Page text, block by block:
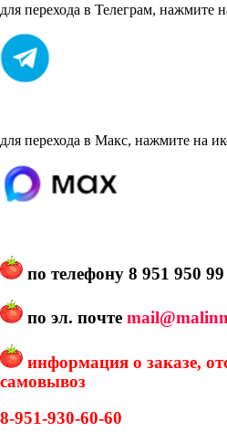
для перехода в Телеграм, нажмите
для перехода в Макс, нажмите на
по телефону 8 951 950
по эл. почте
информация о заказе,
самовывоз
8-951-930-60-60